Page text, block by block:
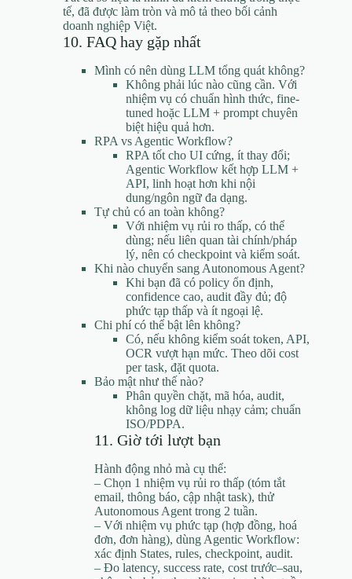
tế, đã được làm tròn và mô tả theo bối cảnh
doanh nghiệp Việt.
10. FAQ hay gặp nhất
Mình có nên dùng LLM tổng quát không?
Không phải lúc nào cũng cần. Với
nhiệm vụ có chuẩn hình thức, fine-
tuned hoặc LLM + prompt chuyên
biệt hiệu quả hơn.
RPA vs Agentic Workflow?
RPA tốt cho UI cứng, ít thay đổi;
Agentic Workflow kết hợp LLM +
API, linh hoạt hơn khi nội
dung/ngôn ngữ đa dạng.
Tự chủ có an toàn không?
Với nhiệm vụ rủi ro thấp, có thể
dùng; nếu liên quan tài chính/pháp
lý, nên có checkpoint và kiểm soát.
Khi nào chuyển sang Autonomous Agent?
Khi bạn đã có policy ổn định,
confidence cao, audit đầy đủ; độ
phức tạp thấp và ít ngoại lệ.
Chi phí có thể bật lên không?
Có, nếu không kiểm soát token, API,
OCR vượt hạn mức. Theo dõi cost
per task, đặt quota.
Bảo mật như thế nào?
Phân quyền chặt, mã hóa, audit,
không log dữ liệu nhạy cảm; chuẩn
ISO/PDPA.
11. Giờ tới lượt bạn
Hành động nhỏ mà cụ thể:
– Chọn 1 nhiệm vụ rủi ro thấp (tóm tắt
email, thông báo, cập nhật task), thử
Autonomous Agent trong 2 tuần.
– Với nhiệm vụ phức tạp (hợp đồng, hoá
đơn, đơn hàng), dùng Agentic Workflow:
xác định States, rules, checkpoint, audit.
– Đo latency, success rate, cost trước–sau,